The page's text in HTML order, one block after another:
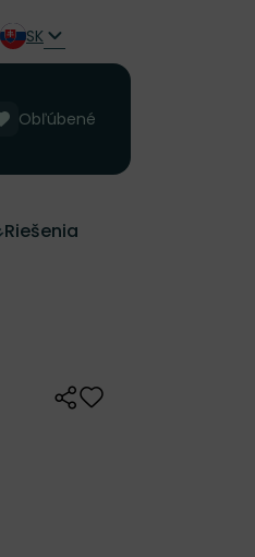
SK
Obľúbené
Riešenia
ZdieľaťOdober do